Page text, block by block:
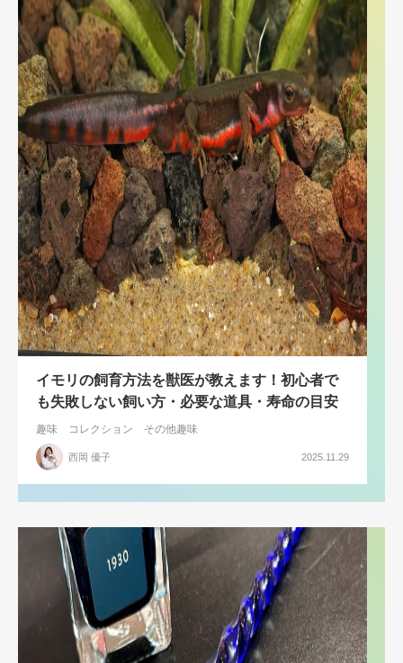
イモリの飼育方法を獣医が教えます！初心者で
も失敗しない飼い方・必要な道具・寿命の目安
趣味 コレクション その他趣味
西岡 優子 2025.11.29